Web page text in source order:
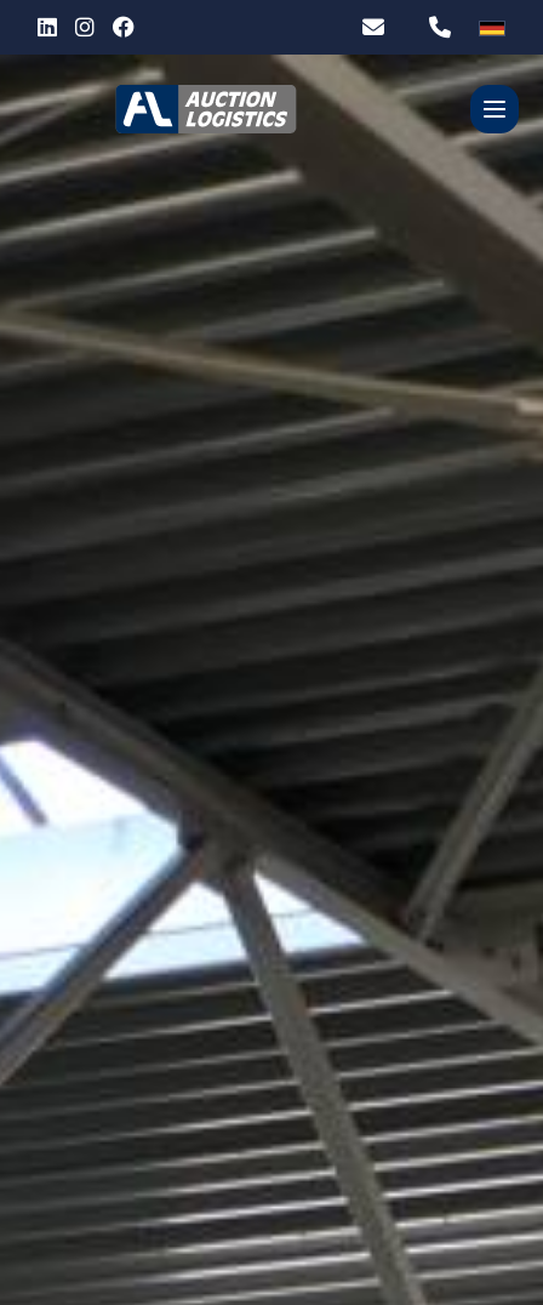
WER SIND WIR?
UNSERE DIENSTLEISTUNGEN
PARTNER
ANGEBOT ANFORDERN